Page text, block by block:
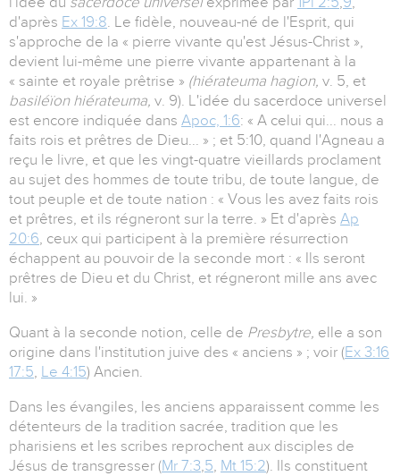
d'après Ex 19:8. Le fidèle, nouveau-né de l'Esprit, qui
s'approche de la « pierre vivante qu'est Jésus-Christ »,
devient lui-même une pierre vivante appartenant à la
« sainte et royale prêtrise » (hiérateuma hagion, v. 5, et
basiléïon hiérateuma, v. 9). L'idée du sacerdoce universel
est encore indiquée dans Apoc, 1:6: « A celui qui... nous a
faits rois et prêtres de Dieu... » ; et 5:10, quand l'Agneau a
reçu le livre, et que les vingt-quatre vieillards proclament
au sujet des hommes de toute tribu, de toute langue, de
tout peuple et de toute nation : « Vous les avez faits rois
et prêtres, et ils régneront sur la terre. » Et d'après Ap
20:6, ceux qui participent à la première résurrection
échappent au pouvoir de la seconde mort : « Ils seront
prêtres de Dieu et du Christ, et régneront mille ans avec
lui. »
Quant à la seconde notion, celle de Presbytre, elle a son
origine dans l'institution juive des « anciens » ; voir (Ex 3:16
17:5, Le 4:15) Ancien.
Dans les évangiles, les anciens apparaissent comme les
détenteurs de la tradition sacrée, tradition que les
pharisiens et les scribes reprochent aux disciples de
Jésus de transgresser (Mr 7:3,5, Mt 15:2). Ils constituent